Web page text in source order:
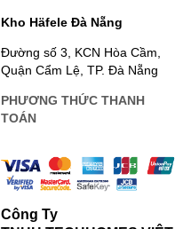
Kho Häfele Đà Nẵng
Đường số 3, KCN Hòa Cầm,
Quận Cẩm Lệ, TP. Đà Nẵng
PHƯƠNG THỨC THANH
TOÁN
Công Ty